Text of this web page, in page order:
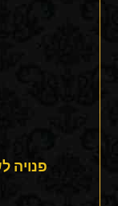
פנויה